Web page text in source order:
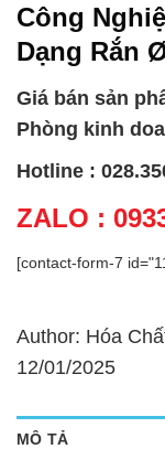
Công
Dạng Rắn
Giá bán sản
Phòng kinh
Hotline :
ZALO :
[contact-form-7
Author: Hóa
12/01/2025
MÔ TẢ